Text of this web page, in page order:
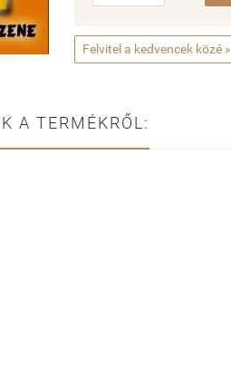
Felvitel a kedvencek közé »
A TERMÉKRŐL: